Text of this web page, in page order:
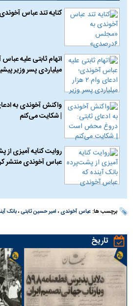
کنایه تند عباس آخوندی به
میلیاردی پسر وزیر
واکنش آخوندی به
| شکایت می‌کنم
روایت کنایه آمیزی از
عباس آخوندی منتشر
برچسب ها:عباس آخوندی ، امیر حسین ثابتی،بانک
تاریخ